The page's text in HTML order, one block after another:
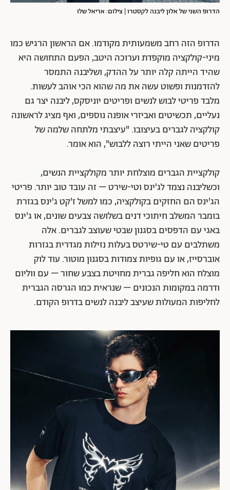
הדרופ השני של אלון ליבנה לקסטרו | צילום: אריאל שלו
הדרופ הזה רחב משמעותית מקודמו. אם הראשון הרגיש כמו
מיני-קולקציה מוקפדת וערוכה היטב, הפעם התחושה היא
שהיד הייתה קלה יותר על ההדק, ושליבנה התמסר
להזדמנות ופשוט עשה את מה שהוא הכי אוהב לעשות.
מלבד פריטי לבוש לנשים ופריטים יוניסקס, ליבנה יצר גם
נעליים, תכשיטים ואביזרי אופנה נוספים, ואף מציג לראשונה
קולקציה לגברים בעיצובו. "עיצבתי מלתחה שלמה של
פריטים שאני הייתי רוצה ללבוש", הוא אומר.
קולקציית הגברים מוצלחת יותר מקולקציית הנשים,
וכשליבנה נצמד לג'ינס וטי-שירט – זה עובד טוב יותר. פריטי
הג'ינס הם החזקים בקולקציה, כמו למשל ז'קט ג'ינס בגזרת
בומבר המשלב חיתוכי דנים בשלושה צבעים שונים, או ג'ינס
באגי עם הדפסים בסגנון שבטי שעוצב לגברים. אלה
משתלבים עם טי-שירטס בעלות נזילות מגדרית בגזרות
אוברסייז, או עם גופיות צמודות בסגנון מוטור. עוד לוק
מוצלח הוא חליפה גברית מחויטת בצבע שחור – עם ווליום
ודרמה במקומות הנכונים – שנראית כמו הגרסה הגברית
לחליפות המעולות שעיצב ליבנה לנשים בדרופ הקודם.